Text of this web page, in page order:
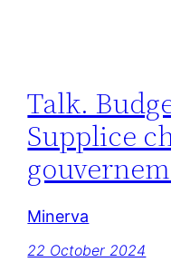
Talk.
Supplice
Minerva
22 October 2024